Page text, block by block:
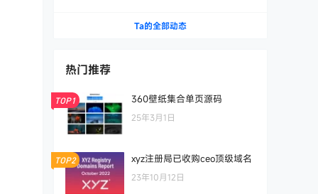
Ta的全部动态
热门推荐
TOP1 360壁纸集合单页源码
25年3月1日
TOP2 xyz注册局已收购ceo顶级域名
23年10月12日